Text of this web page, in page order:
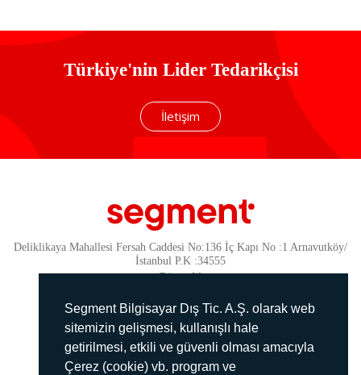
Segment Bilgisayar Dış Tic. A.Ş. olarak web
sitemizin gelişmesi, kullanışlı hale
getirilmesi, etkili ve güvenli olması amacıyla
Çerez (cookie) vb. program ve
Türkiye'nin Lider Tedarikçisi
İletişim
Deliklikaya Mahallesi Fersah Caddesi No:136 İç Kapı No :1 Arnavutköy/
İstanbul P.K :34555
Güvenlik
KVKK Politikamız
Gizlilik Politikamız
Aydınlatma Metni
İmha Politikası